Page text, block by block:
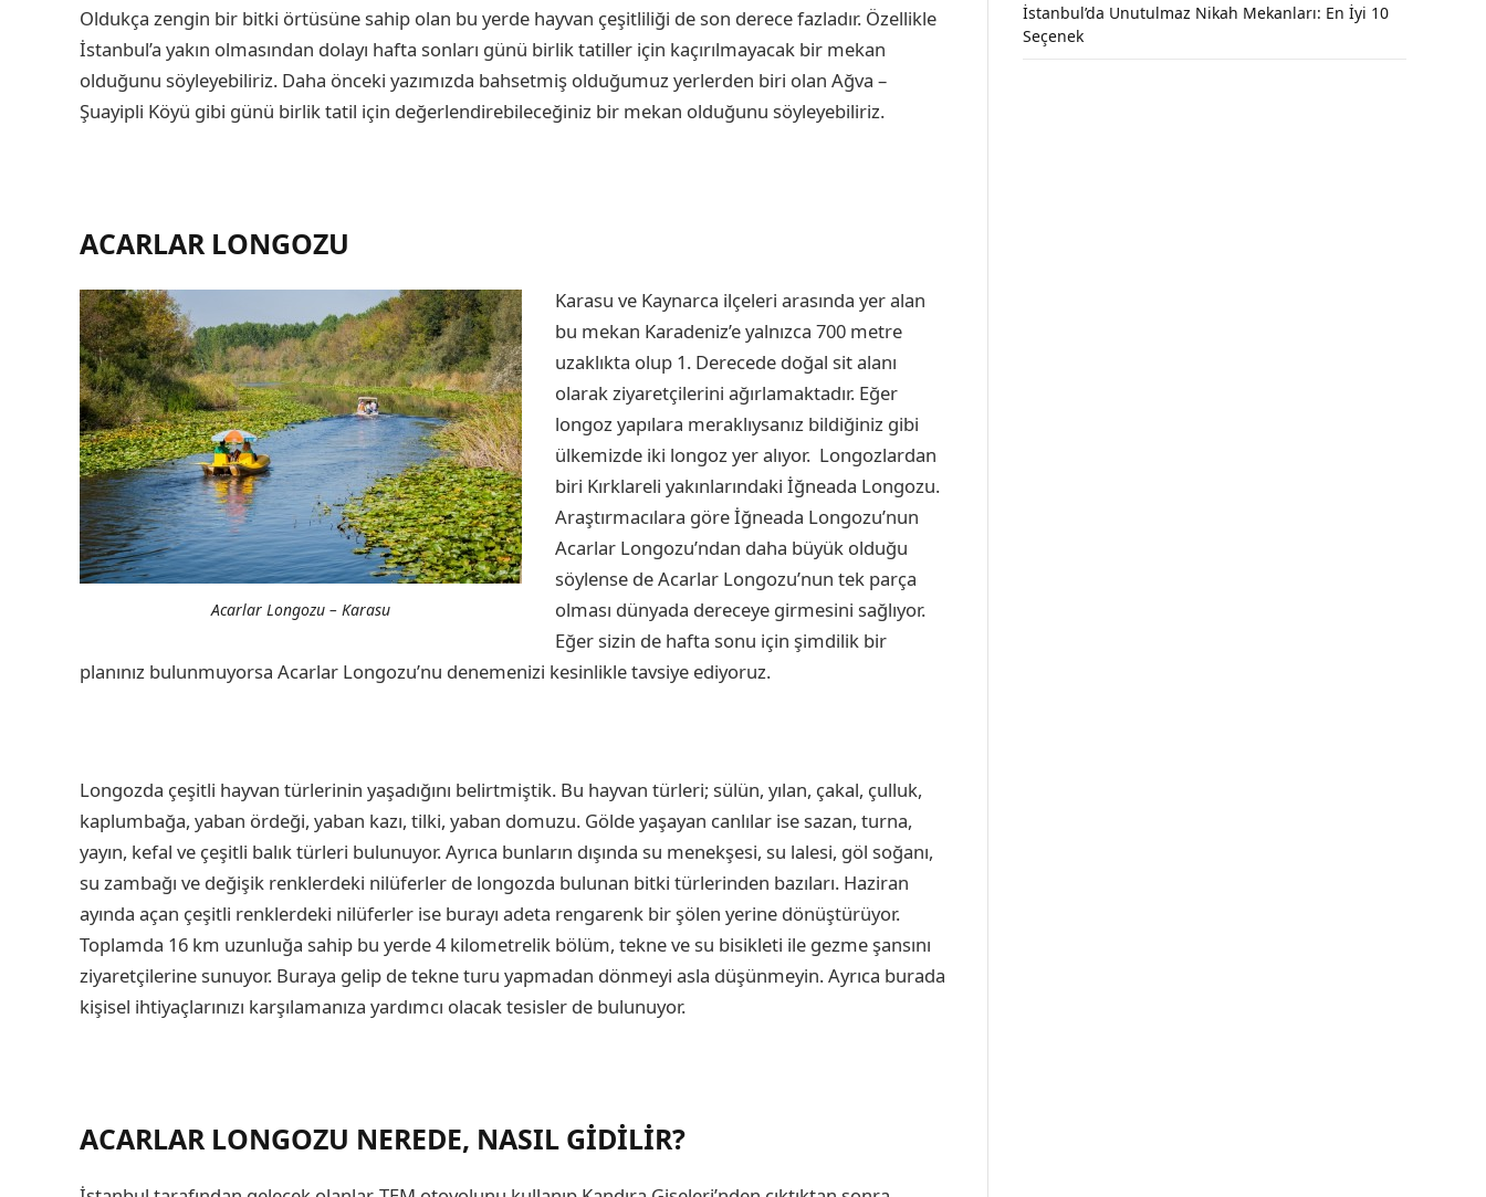
Oldukça zengin bir bitki örtüsüne sahip olan bu yerde hayvan çeşitliliği de son derece fazladır. Özellikle
İstanbul’a yakın olmasından dolayı hafta sonları günü birlik tatiller için kaçırılmayacak bir mekan
olduğunu söyleyebiliriz. Daha önceki yazımızda bahsetmiş olduğumuz yerlerden biri olan Ağva –
Şuayipli Köyü gibi günü birlik tatil için değerlendirebileceğiniz bir mekan olduğunu söyleyebiliriz.
ACARLAR LONGOZU
Acarlar Longozu – Karasu
Karasu ve Kaynarca ilçeleri arasında yer alan
bu mekan Karadeniz’e yalnızca 700 metre
uzaklıkta olup 1. Derecede doğal sit alanı
olarak ziyaretçilerini ağırlamaktadır. Eğer
longoz yapılara meraklıysanız bildiğiniz gibi
ülkemizde iki longoz yer alıyor. Longozlardan
biri Kırklareli yakınlarındaki İğneada Longozu.
Araştırmacılara göre İğneada Longozu’nun
Acarlar Longozu’ndan daha büyük olduğu
söylense de Acarlar Longozu’nun tek parça
olması dünyada dereceye girmesini sağlıyor.
Eğer sizin de hafta sonu için şimdilik bir
planınız bulunmuyorsa Acarlar Longozu’nu denemenizi kesinlikle tavsiye ediyoruz.
Longozda çeşitli hayvan türlerinin yaşadığını belirtmiştik. Bu hayvan türleri; sülün, yılan, çakal, çulluk,
kaplumbağa, yaban ördeği, yaban kazı, tilki, yaban domuzu. Gölde yaşayan canlılar ise sazan, turna,
yayın, kefal ve çeşitli balık türleri bulunuyor. Ayrıca bunların dışında su menekşesi, su lalesi, göl soğanı,
su zambağı ve değişik renklerdeki nilüferler de longozda bulunan bitki türlerinden bazıları. Haziran
ayında açan çeşitli renklerdeki nilüferler ise burayı adeta rengarenk bir şölen yerine dönüştürüyor.
Toplamda 16 km uzunluğa sahip bu yerde 4 kilometrelik bölüm, tekne ve su bisikleti ile gezme şansını
ziyaretçilerine sunuyor. Buraya gelip de tekne turu yapmadan dönmeyi asla düşünmeyin. Ayrıca burada
kişisel ihtiyaçlarınızı karşılamanıza yardımcı olacak tesisler de bulunuyor.
ACARLAR LONGOZU NEREDE, NASIL GIDILIR?
İstanbul’da Unutulmaz Nikah Mekanları: En İyi 10
Seçenek